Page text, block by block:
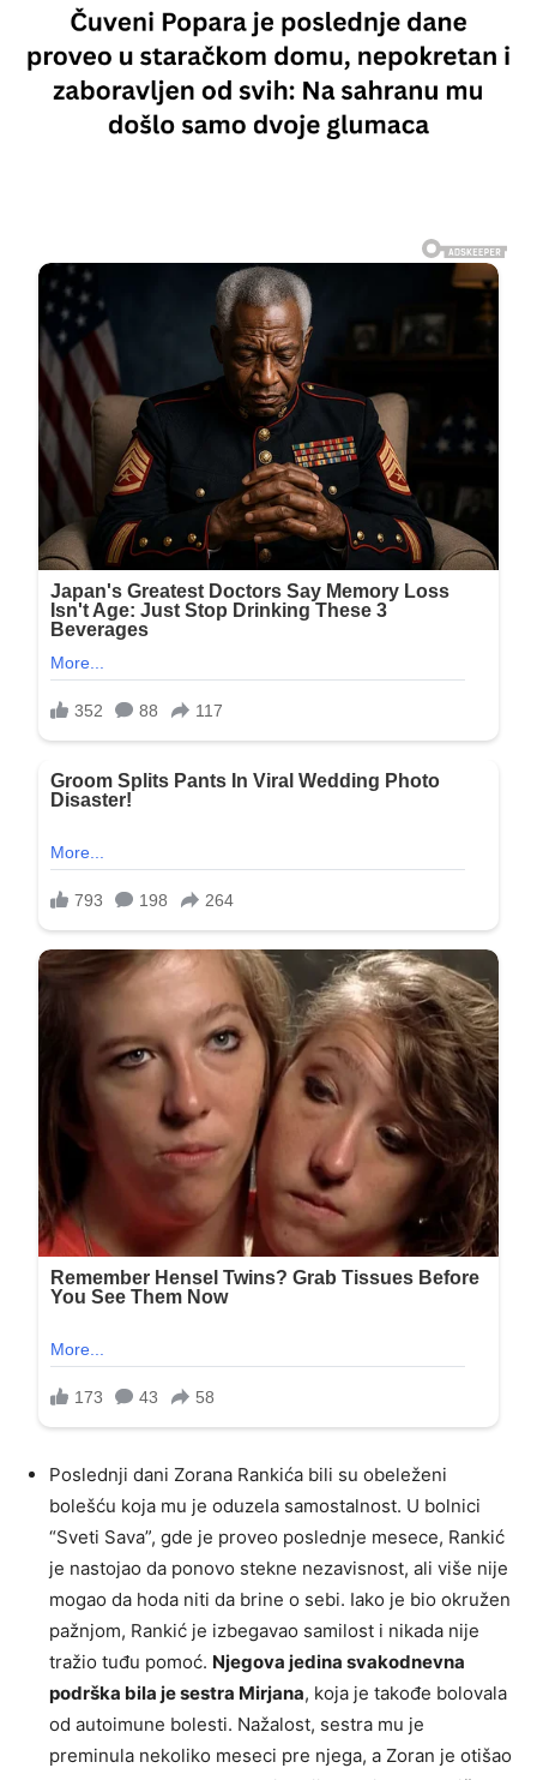
Poslednji dani Zorana Rankića bili su obeleženi
bolešću koja mu je oduzela samostalnost. U bolnici
“Sveti Sava”, gde je proveo poslednje mesece, Rankić
je nastojao da ponovo stekne nezavisnost, ali više nije
mogao da hoda niti da brine o sebi. Iako je bio okružen
pažnjom, Rankić je izbegavao samilost i nikada nije
tražio tuđu pomoć. Njegova jedina svakodnevna
podrška bila je sestra Mirjana, koja je takođe bolovala
od autoimune bolesti. Nažalost, sestra mu je
preminula nekoliko meseci pre njega, a Zoran je otišao